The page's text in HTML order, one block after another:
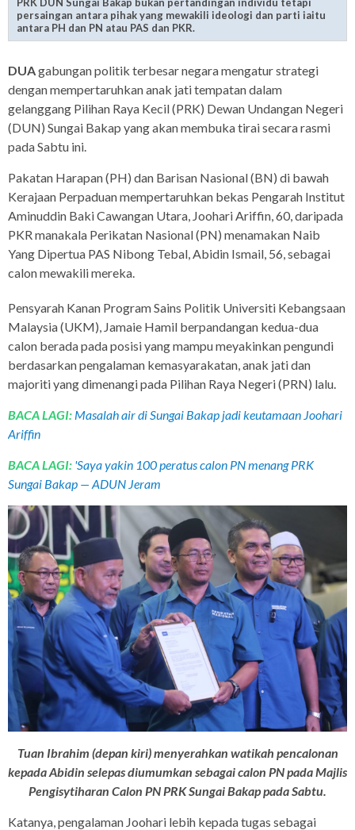
persaingan antara pihak yang mewakili ideologi dan parti iaitu
antara PH dan PN atau PAS dan PKR.
DUAgabungan politik terbesar negara mengatur strategi
dengan mempertaruhkan anak jati tempatan dalam
gelanggang Pilihan Raya Kecil (PRK) Dewan Undangan Negeri
(DUN) Sungai Bakap yang akan membuka tirai secara rasmi
pada Sabtu ini.
Pakatan Harapan (PH) dan Barisan Nasional (BN) di bawah
Kerajaan Perpaduan mempertaruhkan bekas Pengarah Institut
Aminuddin Baki Cawangan Utara, Joohari Ariffin, 60, daripada
PKR manakala Perikatan Nasional (PN) menamakan Naib
Yang Dipertua PAS Nibong Tebal, Abidin Ismail, 56, sebagai
calon mewakili mereka.
Pensyarah Kanan Program Sains Politik Universiti Kebangsaan
Malaysia (UKM), Jamaie Hamil berpandangan kedua-dua
calon berada pada posisi yang mampu meyakinkan pengundi
berdasarkan pengalaman kemasyarakatan, anak jati dan
majoriti yang dimenangi pada Pilihan Raya Negeri (PRN) lalu.
BACA LAGI: Masalah air di Sungai Bakap jadi keutamaan Joohari
Ariffin
BACA LAGI: 'Saya yakin 100 peratus calon PN menang PRK
Sungai Bakap — ADUN Jeram
Tuan Ibrahim (depan kiri) menyerahkan watikah pencalonan
kepada Abidin selepas diumumkan sebagai calon PN pada Majlis
Pengisytiharan Calon PN PRK Sungai Bakap pada Sabtu.
Katanya, pengalaman Joohari lebih kepada tugas sebagai